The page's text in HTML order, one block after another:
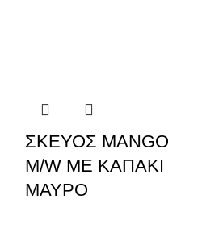
ΣΚΕΥΟΣ MANGO
M/W ΜΕ ΚΑΠΑΚΙ
ΜΑΥΡΟ